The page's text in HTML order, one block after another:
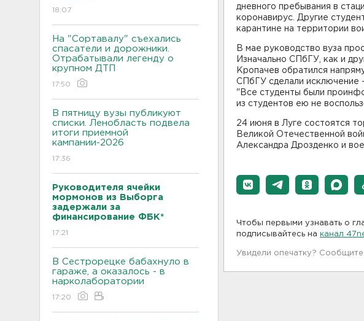
18:07
На "Сортавалу" съехались
спасатели и дорожники.
Отрабатывали легенду о
крупном ДТП
17:50
В пятницу вузы публикуют
списки. Ленобласть подвела
итоги приемной
кампании-2026
17:36
Руководителя ячейки
мормонов из Выборга
задержали за
финансирование ФБК*
17:21
В Сестрорецке бабахнуло в
гараже, а оказалось - в
нарколаборатории
17:20
дневного пребывания в
коронавирус. Другие
карантине на территории
В мае руководство вуза
Изначально СПбГУ, как и
Кропачев обратился
СПбГУ сделали исключение
"Все студенты были
из студентов ею не
24 июня в Луге состоятся
Великой Отечественной
Александра Дрозденко и
Чтобы первыми узнавать о
подписывайтесь на канал
Увидели опечатку?